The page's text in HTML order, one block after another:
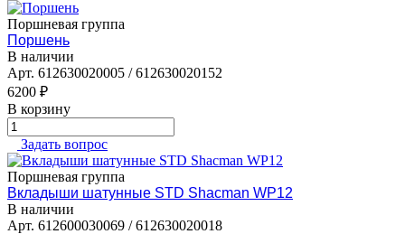
Поршневая группа
Поршень
В наличии
Арт. 612630020005 / 612630020152
6200 ₽
В корзину
Задать вопрос
Поршневая группа
Вкладыши шатунные STD Shacman WP12
В наличии
Арт. 612600030069 / 612630020018